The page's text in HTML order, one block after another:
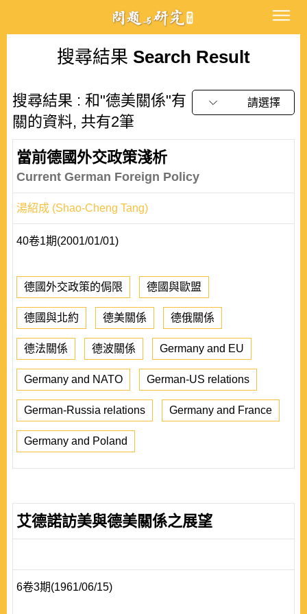
搜尋結果 Search Result
搜尋結果 : 和"德美關係"有
關的資料, 共有2筆
請選擇
當前德國外交政策淺析
Current German Foreign Policy
湯紹成 (Shao-Cheng Tang)
40卷1期(2001/01/01)
德國外交政策的侷限 德國與歐盟
德國與北約 德美關係 德俄關係
德法關係 德波關係 Germany and EU
Germany and NATO German-US relations
German-Russia relations Germany and France
Germany and Poland
艾德諾訪美與德美關係之展望
6卷3期(1961/06/15)